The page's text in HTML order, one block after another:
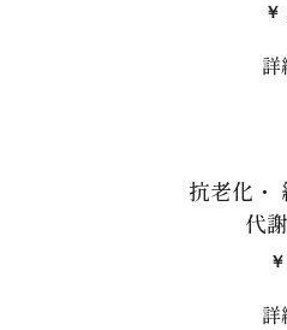
詳
抗老化・
代
詳